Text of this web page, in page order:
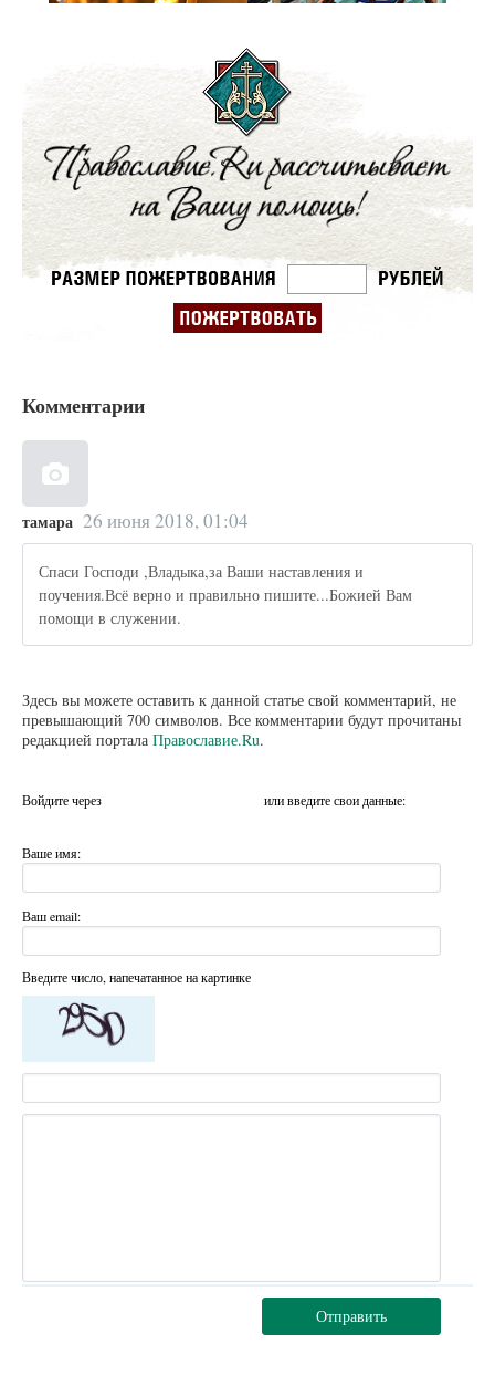
Комментарии
тамара 26 июня 2018, 01:04
Спаси Господи ,Владыка,за Ваши наставления и
поучения.Всё верно и правильно пишите...Божией Вам
помощи в служении.
Здесь вы можете оставить к данной статье свой комментарий, не
превышающий 700 символов. Все комментарии будут прочитаны
редакцией портала Православие.Ru.
Войдите через или введите свои данные:
Ваше имя:
Ваш email:
Введите число, напечатанное на картинке
Отправить